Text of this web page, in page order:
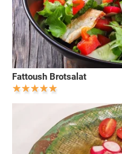
Fattoush Brotsalat